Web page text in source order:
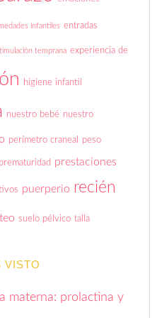
infantiles entradas
temprana experiencia de
higiene infantil
nuestro bebé nuestro
perímetro craneal peso
prematuridad prestaciones
puerperio recién
suelo pélvico talla
VISTO
materna: prolactina y